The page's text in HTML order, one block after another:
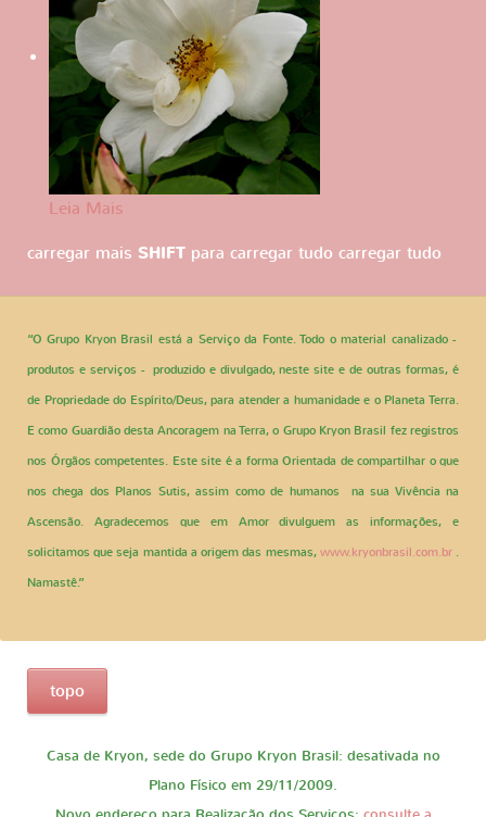
Leia Mais
carregar mais SHIFT para carregar tudo carregar tudo
“O Grupo Kryon Brasil está a Serviço da Fonte. Todo o material canalizado -
produtos e serviços - produzido e divulgado, neste site e de outras formas, é
de Propriedade do Espírito/Deus, para atender a humanidade e o Planeta Terra.
E como Guardião desta Ancoragem na Terra, o Grupo Kryon Brasil fez registros
nos Órgãos competentes. Este site é a forma Orientada de compartilhar o que
nos chega dos Planos Sutis, assim como de humanos na sua Vivência na
Ascensão. Agradecemos que em Amor divulguem as informações, e
solicitamos que seja mantida a origem das mesmas, www.kryonbrasil.com.br.
Namastê.”
topo
Casa de Kryon, sede do Grupo Kryon Brasil: desativada no
Plano Físico em 29/11/2009.